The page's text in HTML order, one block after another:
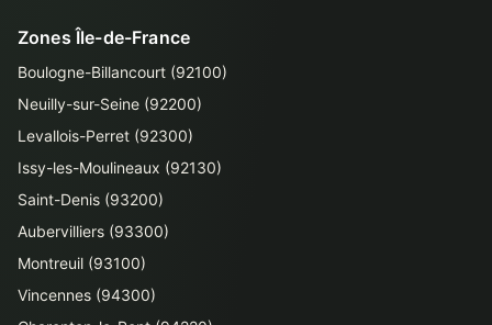
Zones Île-de-France
Boulogne-Billancourt (92100)
Neuilly-sur-Seine (92200)
Levallois-Perret (92300)
Issy-les-Moulineaux (92130)
Saint-Denis (93200)
Aubervilliers (93300)
Montreuil (93100)
Vincennes (94300)